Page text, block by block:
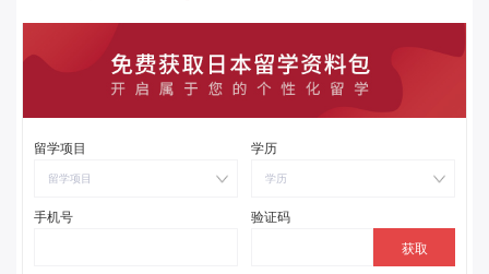
留学项目
留学项目
学历
学历
手机号 验证码